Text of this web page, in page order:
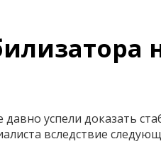
успели доказать
вследствие